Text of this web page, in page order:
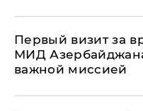
Первый визит за
МИД
важной миссией